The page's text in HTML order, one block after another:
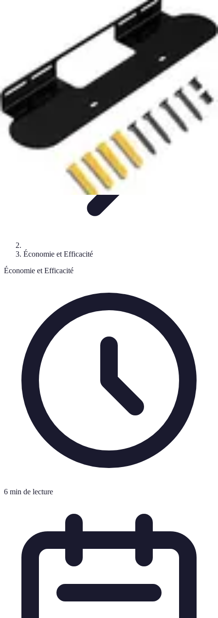
Vie QuotidienneTechnologieAnimaux &
Astuces Pour Tous
Économie et Efficacité
Économie et Efficacité
6 min de lecture